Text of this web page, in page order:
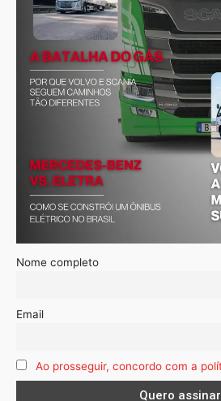
Nome completo
Email
Ao prosseguir, concordo com a